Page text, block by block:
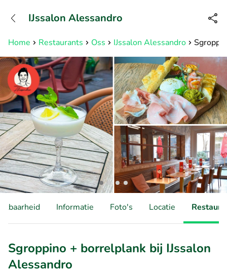
Bereikbaar tot 23:00 uur
Home Restaurants Oss IJssalon Alessandro
IJssalon Alessandro
Informatie Foto's Locatie
Sgroppino + borrelplank bij IJssalon
Alessandro